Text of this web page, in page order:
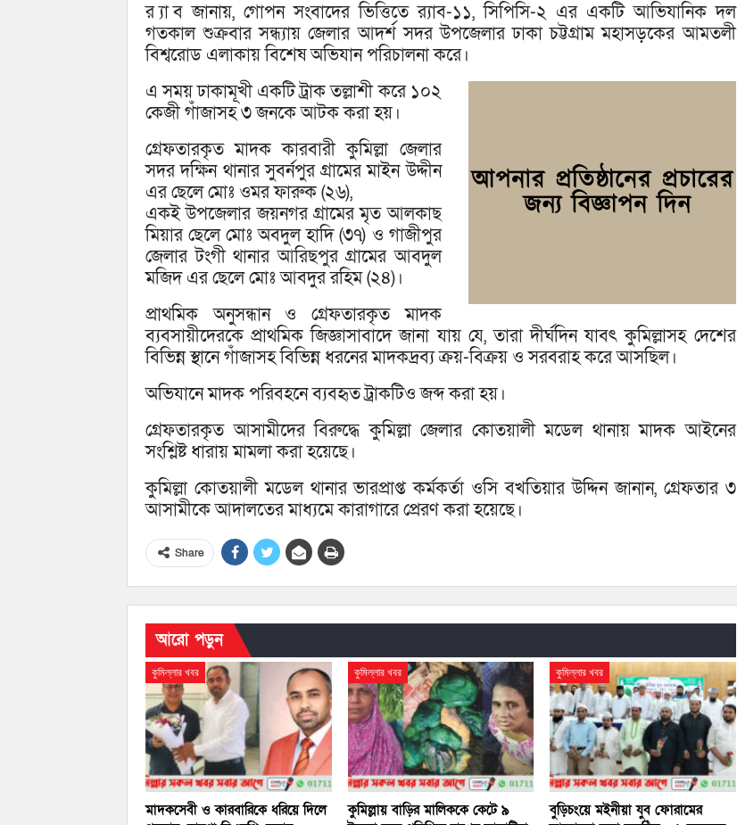
র ্যাব জানায়, গোপন সংবাদের ভিত্তিতে র‍্যাব-১১, সিপিসি-২ এর একটি আভিযানিক দল
গতকাল শুক্রবার সন্ধ্যায় জেলার আদর্শ সদর উপজেলার ঢাকা চট্টগ্রাম মহাসড়কের আমতলী
বিশ্বরোড এলাকায় বিশেষ অভিযান পরিচালনা করে।
এ সময় ঢাকামূখী একটি ট্রাক তল্লাশী করে ১০২
কেজী গাঁজাসহ ৩ জনকে আটক করা হয়।
গ্রেফতারকৃত মাদক কারবারী কুমিল্লা জেলার
সদর দক্ষিন থানার সুবর্নপুর গ্রামের মাইন উদ্দীন
এর ছেলে মোঃ ওমর ফারুক (২৬),
একই উপজেলার জয়নগর গ্রামের মৃত আলকাছ
মিয়ার ছেলে মোঃ অবদুল হাদি (৩৭) ও গাজীপুর
জেলার টংগী থানার আরিছপুর গ্রামের আবদুল
মজিদ এর ছেলে মোঃ আবদুর রহিম (২৪)।
প্রাথমিক অনুসন্ধান ও গ্রেফতারকৃত মাদক
ব্যবসায়ীদেরকে প্রাথমিক জিজ্ঞাসাবাদে জানা যায় যে, তারা দীর্ঘদিন যাবৎ কুমিল্লাসহ দেশের
বিভিন্ন স্থানে গাঁজাসহ বিভিন্ন ধরনের মাদকদ্রব্য ক্রয়-বিক্রয় ও সরবরাহ করে আসছিল।
অভিযানে মাদক পরিবহনে ব্যবহৃত ট্রাকটিও জব্দ করা হয়।
গ্রেফতারকৃত আসামীদের বিরুদ্ধে কুমিল্লা জেলার কোতয়ালী মডেল থানায় মাদক আইনের
সংশ্লিষ্ট ধারায় মামলা করা হয়েছে।
কুমিল্লা কোতয়ালী মডেল থানার ভারপ্রাপ্ত কর্মকর্তা ওসি বখতিয়ার উদ্দিন জানান, গ্রেফতার ৩
আসামীকে আদালতের মাধ্যমে কারাগারে প্রেরণ করা হয়েছে।
Share
আরো পড়ুন
কুমিল্লার খবর
মাদকসেবী ও কারবারিকে ধরিয়ে দিলে
কুমিল্লার খবর
কুমিল্লায় বাড়ির মালিককে কেটে ৯
কুমিল্লার খবর
বুড়িচংয়ে মইনীয়া যুব ফোরামের